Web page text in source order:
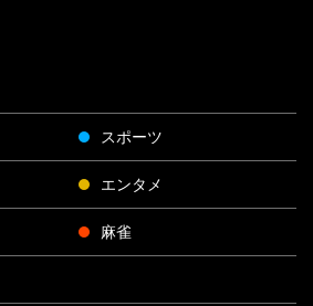
スポーツ
エンタメ
麻雀